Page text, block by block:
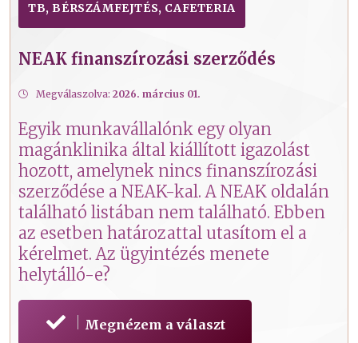
TB, BÉRSZÁMFEJTÉS, CAFETERIA
NEAK finanszírozási szerződés
Megválaszolva: 2026. március 01.
Egyik munkavállalónk egy olyan
magánklinika által kiállított igazolást
hozott, amelynek nincs finanszírozási
szerződése a NEAK-kal. A NEAK oldalán
található listában nem található. Ebben
az esetben határozattal utasítom el a
kérelmet. Az ügyintézés menete
helytálló-e?
Megnézem a választ